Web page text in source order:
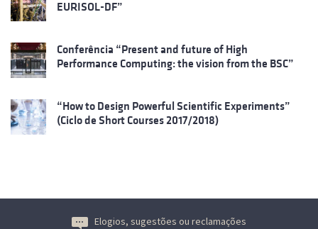
EURISOL-DF”
Conferência “Present and future of High
Performance Computing: the vision from the BSC”
“How to Design Powerful Scientific Experiments”
(Ciclo de Short Courses 2017/2018)
Elogios, sugestões ou reclamações